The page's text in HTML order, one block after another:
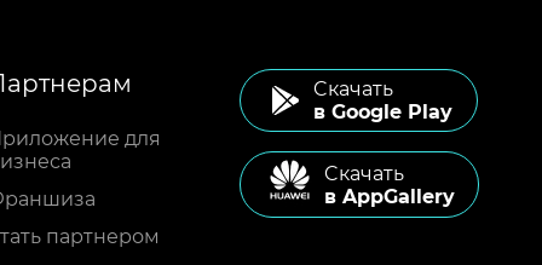
для
партнером
Cкачать
в Google Play
Cкачать
в AppGallery